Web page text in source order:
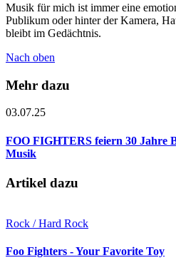
Musik für mich ist immer eine
Publikum oder hinter der Kamera,
bleibt im Gedächtnis.
Nach oben
Mehr dazu
03.07.25
FOO FIGHTERS feiern 30 Jahre
Musik
Artikel dazu
Rock / Hard Rock
Foo Fighters - Your Favorite Toy